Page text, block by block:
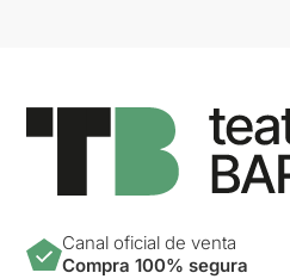
Canal oficial de venta
Compra 100% segura